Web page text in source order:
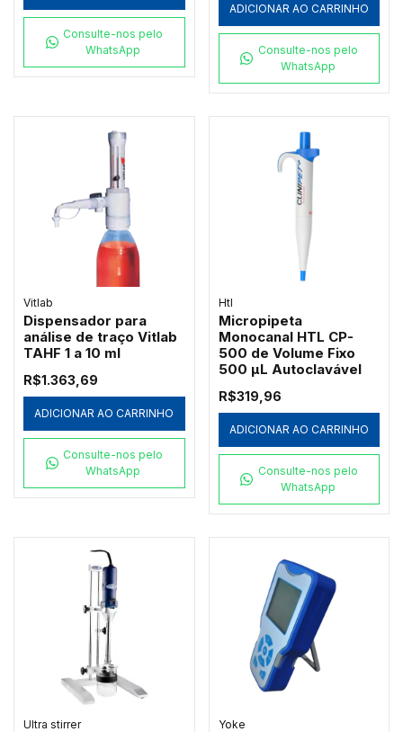
Consulte-nos pelo
WhatsApp
ADICIONAR AO CARRINHO
Consulte-nos pelo
WhatsApp
Vitlab
Dispensador para
análise de traço Vitlab
TAHF 1 a 10 ml
R$1.363,69
ADICIONAR AO CARRINHO
Consulte-nos pelo
WhatsApp
Htl
Micropipeta
Monocanal HTL CP-
500 de Volume Fixo
500 µL Autoclavável
R$319,96
ADICIONAR AO CARRINHO
Consulte-nos pelo
WhatsApp
Ultra stirrer Yoke